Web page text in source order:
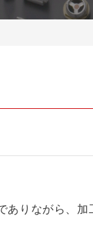
りながら、